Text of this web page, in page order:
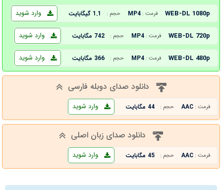
WEB-DL 1080p فرمت : MP4 حجم : 1.1 گیگابایت وارد شوید
WEB-DL 720p فرمت : MP4 حجم : 742 مگابایت وارد شوید
WEB-DL 480p فرمت : MP4 حجم : 366 مگابایت وارد شوید
دانلود صدای دوبله فارسی
فرمت : AAC حجم : 44 مگابایت وارد شوید
دانلود صدای زبان اصلی
فرمت : AAC حجم : 45 مگابایت وارد شوید